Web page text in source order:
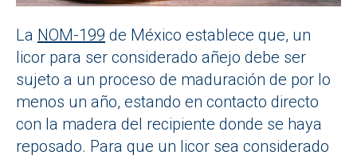
La NOM-199 de México establece que, un
licor para ser considerado añejo debe ser
sujeto a un proceso de maduración de por lo
menos un año, estando en contacto directo
con la madera del recipiente donde se haya
reposado. Para que un licor sea considerado